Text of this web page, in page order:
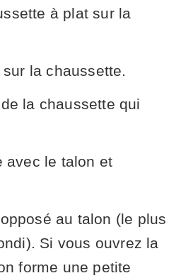
à plat sur la
la chaussette.
la chaussette qui
avec le talon et
au talon (le plus
Si vous ouvrez la
forme une petite